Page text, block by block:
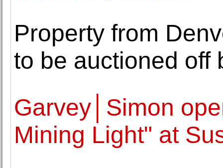
Property from
to be auctioned off
Garvey│Simon
Mining Light" at